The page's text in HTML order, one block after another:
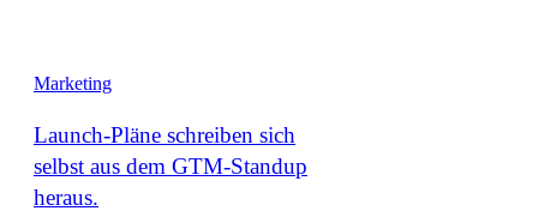
Marketing
Launch-Pläne schreiben sich
selbst aus dem GTM-Standup
heraus.